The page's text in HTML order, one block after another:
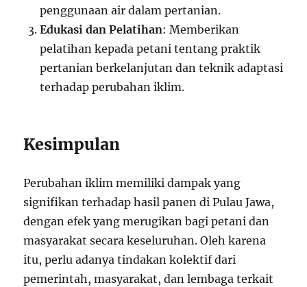
penggunaan air dalam pertanian.
Edukasi dan Pelatihan: Memberikan
pelatihan kepada petani tentang praktik
pertanian berkelanjutan dan teknik adaptasi
terhadap perubahan iklim.
Kesimpulan
Perubahan iklim memiliki dampak yang
signifikan terhadap hasil panen di Pulau Jawa,
dengan efek yang merugikan bagi petani dan
masyarakat secara keseluruhan. Oleh karena
itu, perlu adanya tindakan kolektif dari
pemerintah, masyarakat, dan lembaga terkait